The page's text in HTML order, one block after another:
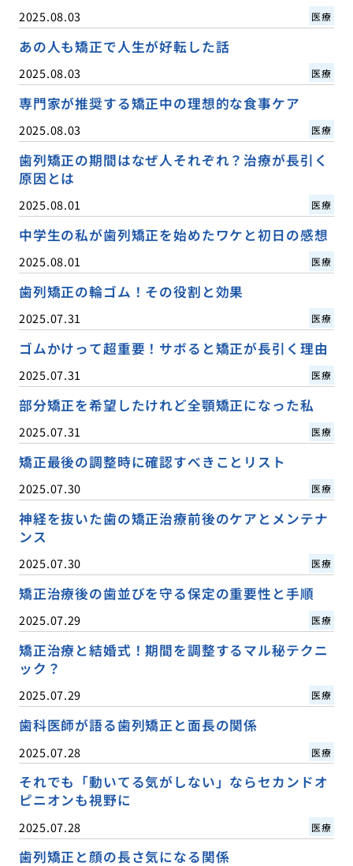
2025.08.03 医療
あの人も矯正で人生が好転した話
2025.08.03 医療
専門家が推奨する矯正中の理想的な食事ケア
2025.08.03 医療
歯列矯正の期間はなぜ人それぞれ？治療が長引く
原因とは
2025.08.01 医療
中学生の私が歯列矯正を始めたワケと初日の感想
2025.08.01 医療
歯列矯正の輪ゴム！その役割と効果
2025.07.31 医療
ゴムかけって超重要！サボると矯正が長引く理由
2025.07.31 医療
部分矯正を希望したけれど全顎矯正になった私
2025.07.31 医療
矯正最後の調整時に確認すべきことリスト
2025.07.30 医療
神経を抜いた歯の矯正治療前後のケアとメンテナ
ンス
2025.07.30 医療
矯正治療後の歯並びを守る保定の重要性と手順
2025.07.29 医療
矯正治療と結婚式！期間を調整するマル秘テクニ
ック？
2025.07.29 医療
歯科医師が語る歯列矯正と面長の関係
2025.07.28 医療
それでも「動いてる気がしない」ならセカンドオ
ピニオンも視野に
2025.07.28 医療
歯列矯正と顔の長さ気になる関係